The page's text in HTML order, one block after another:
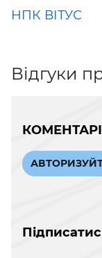
НПК ВІТУС
Відгуки
КОМЕНТАРІ